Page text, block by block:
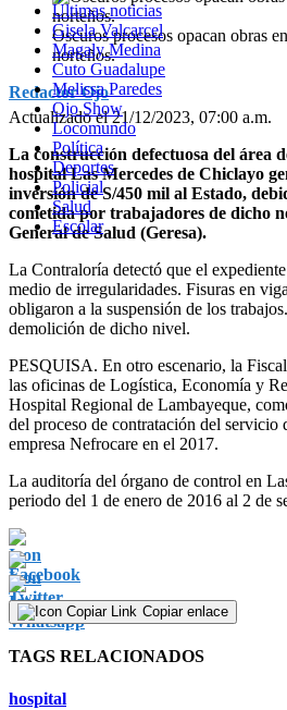
Últimas noticias
Gisela Valcarcel
Magaly Medina
Cuto Guadalupe
Melissa Paredes
Ojo Show
Locomundo
Política
Deportes
Policial
Salud
Escolar
Oscuros procesos opacan obras
norteños.
Redactor Ojo
Actualizado el 21/12/2023, 07:00 a.m.
La construcción defectuosa del área
hospital Las Mercedes de Chiclayo
inversión de S/450 mil al Estado,
cometida por trabajadores de dicho
General de Salud (Geresa).
La Contraloría detectó que el
medio de irregularidades. Fisuras en
obligaron a la suspensión de los
demolición de dicho nivel.
PESQUISA. En otro escenario, la
las oficinas de Logística, Economía y
Hospital Regional de Lambayeque,
del proceso de contratación del servicio
empresa Nefrocare en el 2017.
La auditoría del órgano de control en
periodo del 1 de enero de 2016 al 2 de
Copiar enlace
TAGS RELACIONADOS
hospital